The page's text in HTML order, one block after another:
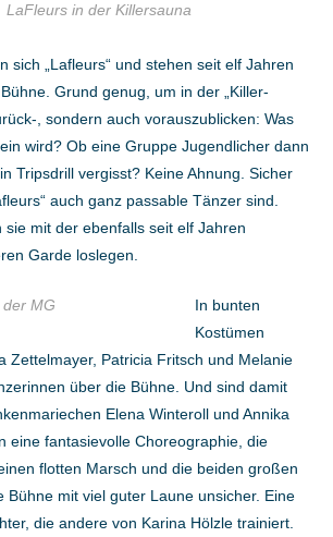
LaFleurs in der Killersauna
sich „Lafleurs“ und stehen seit elf Jahren
Grund genug, um in der „Killer-
, sondern auch vorauszublicken: Was
wird? Ob eine Gruppe Jugendlicher dann
Tripsdrill vergisst? Keine Ahnung. Sicher
auch ganz passable Tänzer sind.
sie mit der ebenfalls seit elf Jahren
Garde loslegen.
der MG
In bunten
Kostümen
Zettelmayer, Patricia Fritsch und Melanie
über die Bühne. Und sind damit
Elena Winteroll und Annika
eine fantasievolle Choreographie, die
flotten Marsch und die beiden großen
Bühne mit viel guter Laune unsicher. Eine
die andere von Karina Hölzle trainiert.